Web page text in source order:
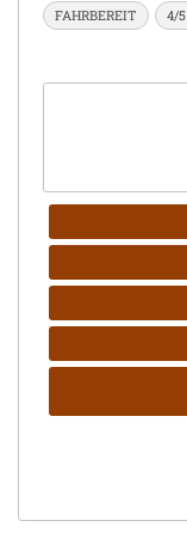
FAHRBEREIT 4/